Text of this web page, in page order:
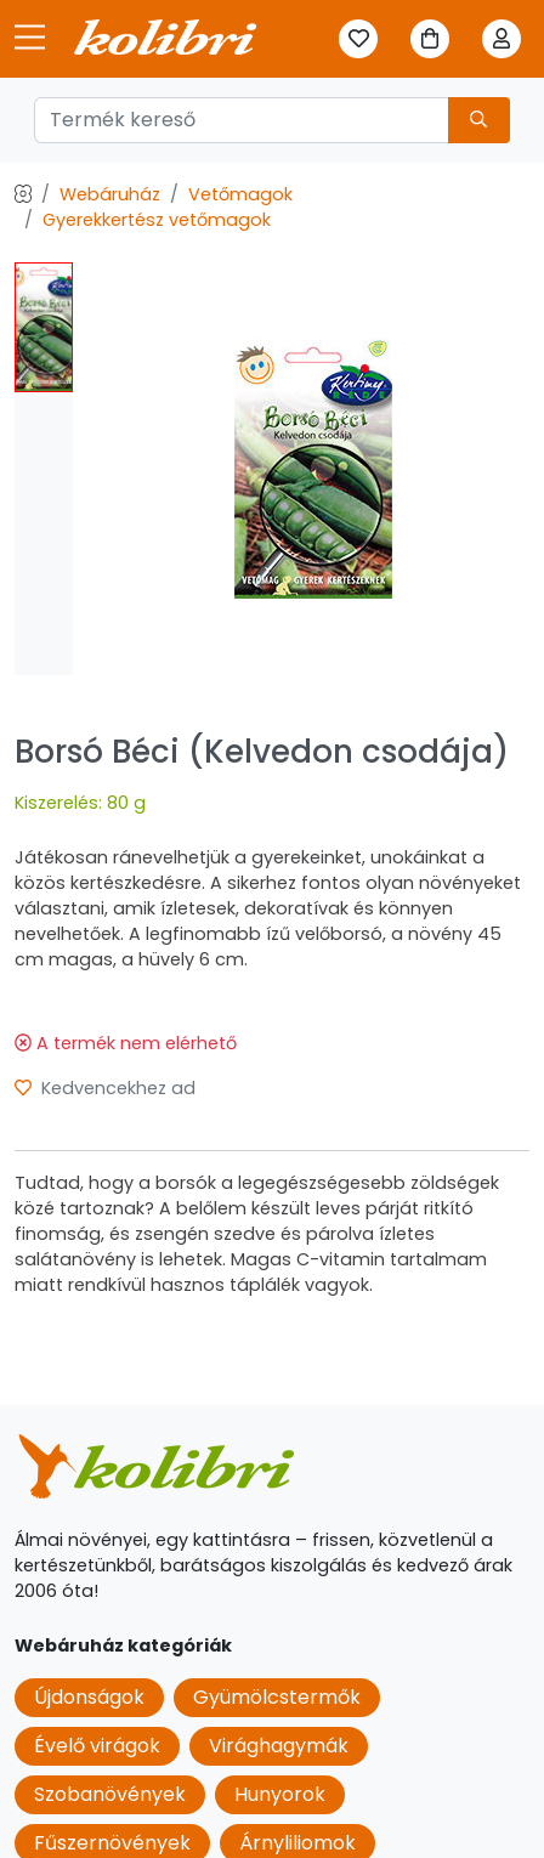
Webáruház
Vetőmagok
Gyerekkertész vetőmagok
Borsó Béci (Kelvedon csodája)
Kiszerelés: 80 g
Játékosan ránevelhetjük a gyerekeinket, unokáinkat a
közös kertészkedésre. A sikerhez fontos olyan növényeket
választani, amik ízletesek, dekoratívak és könnyen
nevelhetőek. A legfinomabb ízű velőborsó, a növény 45
cm magas, a hüvely 6 cm.
A termék nem elérhető
Kedvencekhez ad
Tudtad, hogy a borsók a legegészségesebb zöldségek
közé tartoznak? A belőlem készült leves párját ritkító
finomság, és zsengén szedve és párolva ízletes
salátanövény is lehetek. Magas C-vitamin tartalmam
miatt rendkívül hasznos táplálék vagyok.
Álmai növényei, egy kattintásra – frissen, közvetlenül a
kertészetünkből, barátságos kiszolgálás és kedvező árak
2006 óta!
Webáruház kategóriák
Újdonságok
Gyümölcstermők
Évelő virágok
Virághagymák
Szobanövények
Hunyorok
Fűszernövények
Árnyliliomok